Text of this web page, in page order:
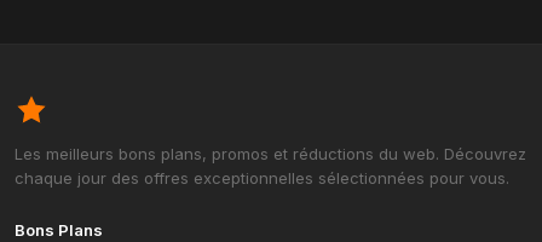
Les meilleurs bons plans, promos et réductions du web. Découvrez
chaque jour des offres exceptionnelles sélectionnées pour vous.
Bons Plans